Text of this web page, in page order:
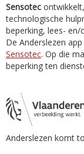
Sensotec
technologische
beperking, lees-
De Anderslezen
Sensotec. Op die
beperking ten
Anderslezen komt